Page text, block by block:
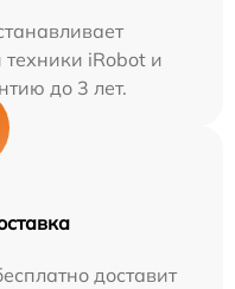
iRobot и
до 3 лет.
доставит